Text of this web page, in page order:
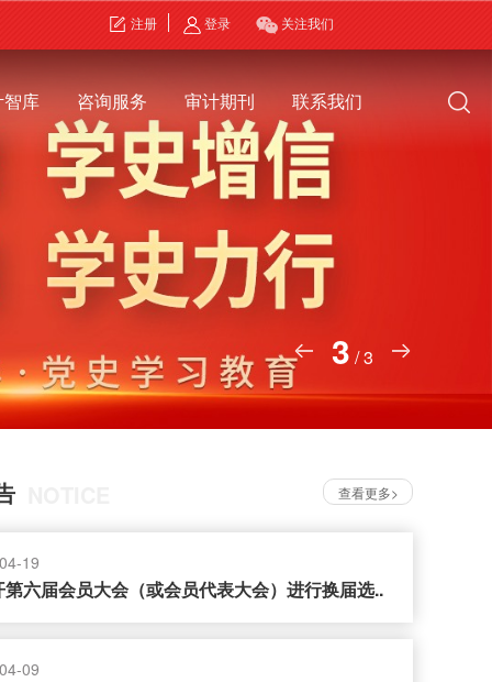
注册 登录 关注我们
库 咨询服务 审计期刊 联系我们
3 /3
查看更多>
19
六届会员大会（或会员代表大会）进行换届选..
09